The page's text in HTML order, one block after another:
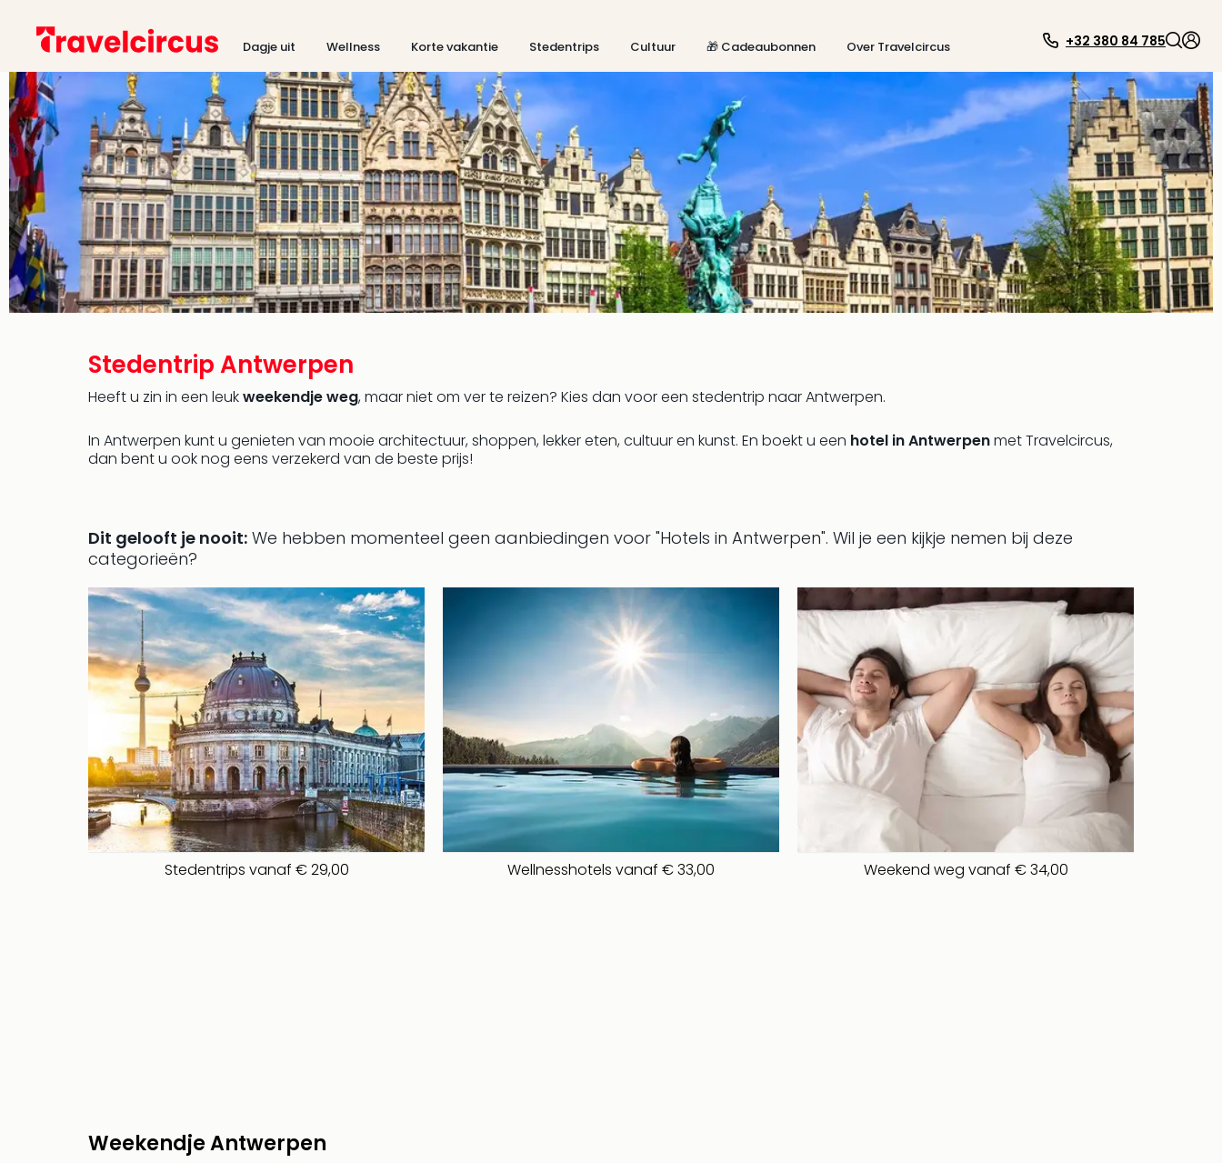
Dagje uit Wellness Korte vakantie Stedentrips Cultuur 🎁 Cadeaubonnen Over Travelcircus +32 380 84 785
Stedentrip Antwerpen
Heeft u zin in een leukweekendje weg, maar niet om ver te reizen? Kies dan voor een stedentrip naar Antwerpen.
In Antwerpen kunt u genieten van mooie architectuur, shoppen, lekker eten, cultuur en kunst. En boekt u een hotel in Antwerpenmet Travelcircus,
dan bent u ook nog eens verzekerd van de beste prijs!
Dit gelooft je nooit: We hebben momenteel geen aanbiedingen voor "Hotels in Antwerpen". Wil je een kijkje nemen bij deze
categorieën?
Stedentrips vanaf € 29,00 Wellnesshotels vanaf € 33,00 Weekend weg vanaf € 34,00
Weekendje Antwerpen